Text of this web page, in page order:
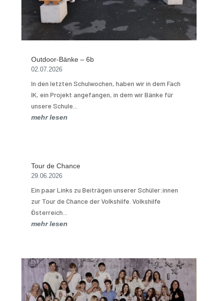
Outdoor-Bänke – 6b
02.07.2026
In den letzten Schulwochen, haben wir in dem Fach
IK, ein Projekt angefangen, in dem wir Bänke für
unsere Schule...
mehr lesen
Tour de Chance
29.06.2026
Ein paar Links zu Beiträgen unserer Schüler:innen
zur Tour de Chance der Volkshilfe. Volkshilfe
Österreich...
mehr lesen